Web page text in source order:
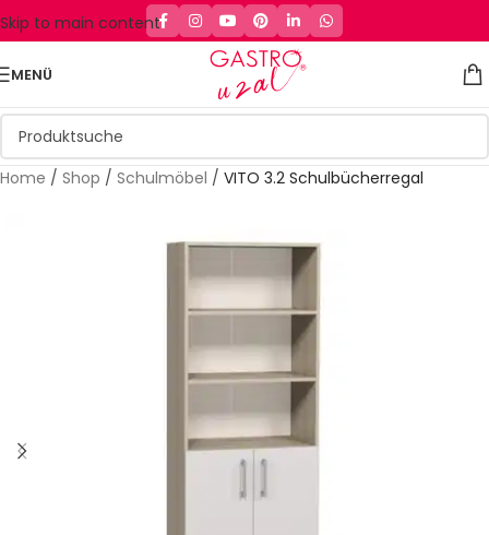
Skip to main content
MENÜ
Home / Shop / Schulmöbel / VITO 3.2 Schulbücherregal